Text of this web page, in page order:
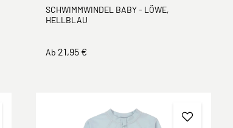
SCHWIMMWINDEL BABY - LÖWE,
HELLBLAU
Ab 21,95 €